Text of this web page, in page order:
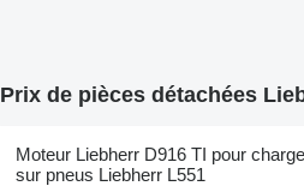
Prix de pièces détachées
Moteur Liebherr D916 TI pour
sur pneus Liebherr L551